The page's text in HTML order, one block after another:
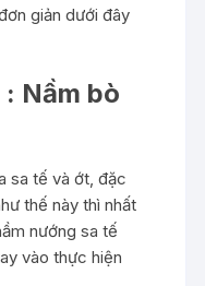
giản dưới đây
Nầm bò
sa tế và ớt, đặc
thế này thì nhất
nướng sa tế
vào thực hiện